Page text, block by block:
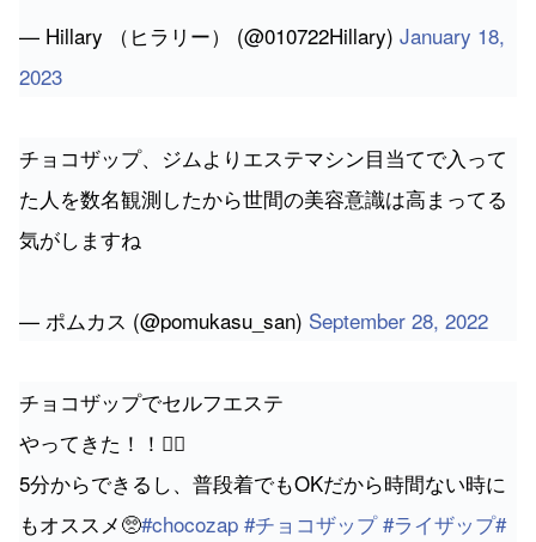
— Hillary （ヒラリー） (@010722Hillary) January 18,
2023
チョコザップ、ジムよりエステマシン目当てで入って
た人を数名観測したから世間の美容意識は高まってる
気がしますね
— ポムカス (@pomukasu_san) September 28, 2022
チョコザップでセルフエステ
やってきた！！💆‍♀️
5分からできるし、普段着でもOKだから時間ない時に
もオススメ🥺#chocozap #チョコザップ #ライザップ#